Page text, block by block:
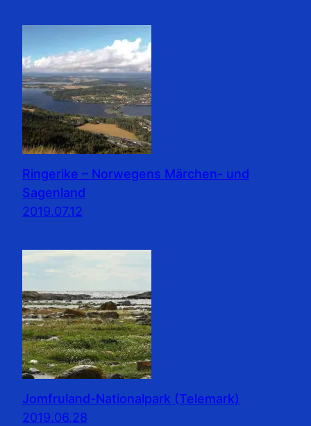
Ringerike – Norwegens Märchen- und
Sagenland
2019.07.12
Jomfruland-Nationalpark (Telemark)
2019.06.28